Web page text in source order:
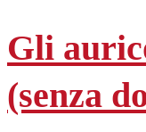
Gli
(senza